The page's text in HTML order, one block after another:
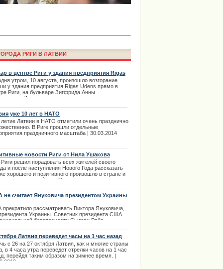
Rendezvous Jūrmala будет
в Риге с автошколой
РИГИ В ЛАТВИИ
в центре Риги у здания предприятия Rigas
утром, 10 августа, произошло возгорание
у здания предприятия Rigas Udens прямо в
Риги, на бульваре Зигфрида Анны
Из за этого в некоторых местах
уже 10 лет в НАТО
летие Латвии в НАТО отметили очень празднично
В Риге прошли отдельные
праздничного масштаба | 30.03.2014
новости Риги от Нила Ушакова
решил порадовать всех жителей своего
и после наступления Нового Года рассказать
хорошего и позитивного произошло в стране и
за последний год. Это позитивные новости, а
считает Януковича президентом Украины
рассматривать Виктора Януковича,
Украины. Советник президента США
безопасности Сьюзан Райс
23 февраля.
Латвия переведет часы на 1 час назад
с 26 на 27 октября Латвия, как и многие страны
в 4 часа утра переведет стрелки часов на 1 час
перейдя таким образом на зимнее время. |